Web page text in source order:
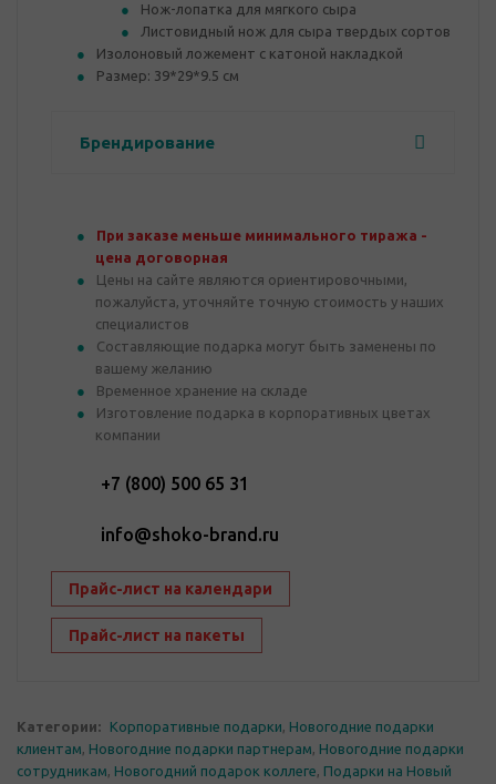
Нож-лопатка для мягкого сыра
Листовидный нож для сыра твердых сортов
Изолоновый ложемент с катоной накладкой
Размер: 39*29*9.5 см
Брендирование
При заказе меньше минимального тиража -
цена договорная
Цены на сайте являются ориентировочными,
пожалуйста, уточняйте точную стоимость у наших
специалистов
Составляющие подарка могут быть заменены по
вашему желанию
Временное хранение на складе
Изготовление подарка в корпоративных цветах
компании
+7 (800) 500 65 31
info@shoko-brand.ru
Прайс-лист на календари
Прайс-лист на пакеты
Категории: Корпоративные подарки, Новогодние подарки
клиентам, Новогодние подарки партнерам, Новогодние подарки
сотрудникам, Новогодний подарок коллеге, Подарки на Новый